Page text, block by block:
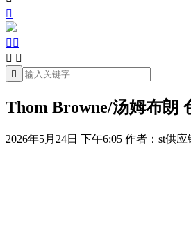

 
 

Thom Browne/汤姆布朗
2026年5月24日 下午6:05 作者：st供应